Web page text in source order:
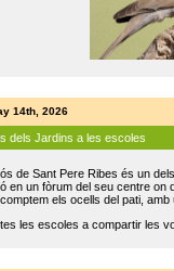
14th, 2026
dels Jardins a les escoles
de Sant Pere Ribes és un
en un fòrum del seu centre on
els ocells del pati,
les escoles a compartir les